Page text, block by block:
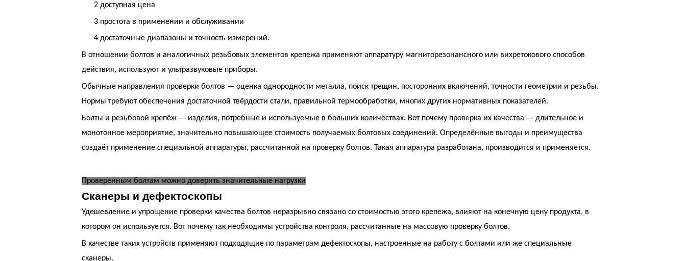
2 доступная цена
3 простота в применении и обслуживании
4 достаточные диапазоны и точность измерений.
В отношении болтов и аналогичных резьбовых элементов крепежа применяют аппаратуру магниторезонансного или вихретокового способов
действия, используют и ультразвуковые приборы.
Обычные направления проверки болтов — оценка однородности металла, поиск трещин, посторонних включений, точности геометрии и резьбы.
Нормы требуют обеспечения достаточной твёрдости стали, правильной термообработки, многих других нормативных показателей.
Болты и резьбовой крепёж — изделия, потребные и используемые в больших количествах. Вот почему проверка их качества — длительное и
монотонное мероприятие, значительно повышающее стоимость получаемых болтовых соединений. Определённые выгоды и преимущества
создаёт применение специальной аппаратуры, рассчитанной на проверку болтов. Такая аппаратура разработана, производится и применяется.
Проверенным болтам можно доверить значительные нагрузки
Сканеры и дефектоскопы
Удешевление и упрощение проверки качества болтов неразрывно связано со стоимостью этого крепежа, влияют на конечную цену продукта, в
котором он используется. Вот почему так необходимы устройства контроля, рассчитанные на массовую проверку болтов.
В качестве таких устройств применяют подходящие по параметрам дефектоскопы, настроенные на работу с болтами или же специальные
сканеры.